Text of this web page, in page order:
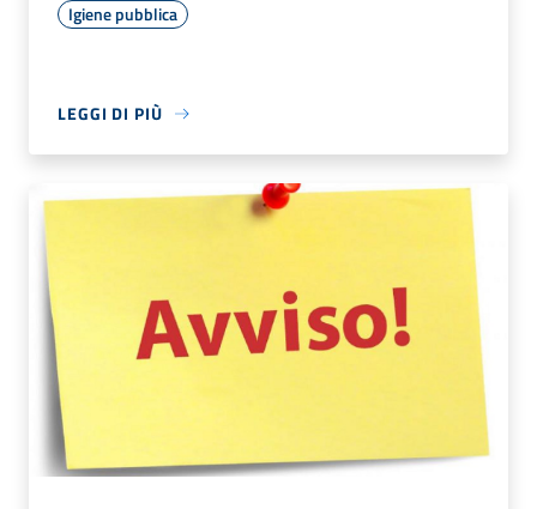
Igiene pubblica
LEGGI DI PIÙ